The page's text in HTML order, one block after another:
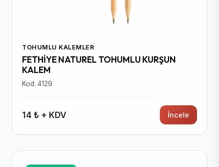
TOHUMLU KALEMLER
FETHİYE NATUREL TOHUMLU KURŞUN
KALEM
Kod: 4129
14 ₺ + KDV İncele